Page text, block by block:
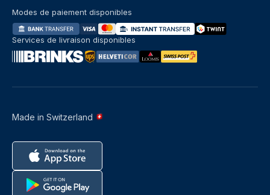
Made in Switzerland
Modes de paiement disponibles
Services de livraison disponibles